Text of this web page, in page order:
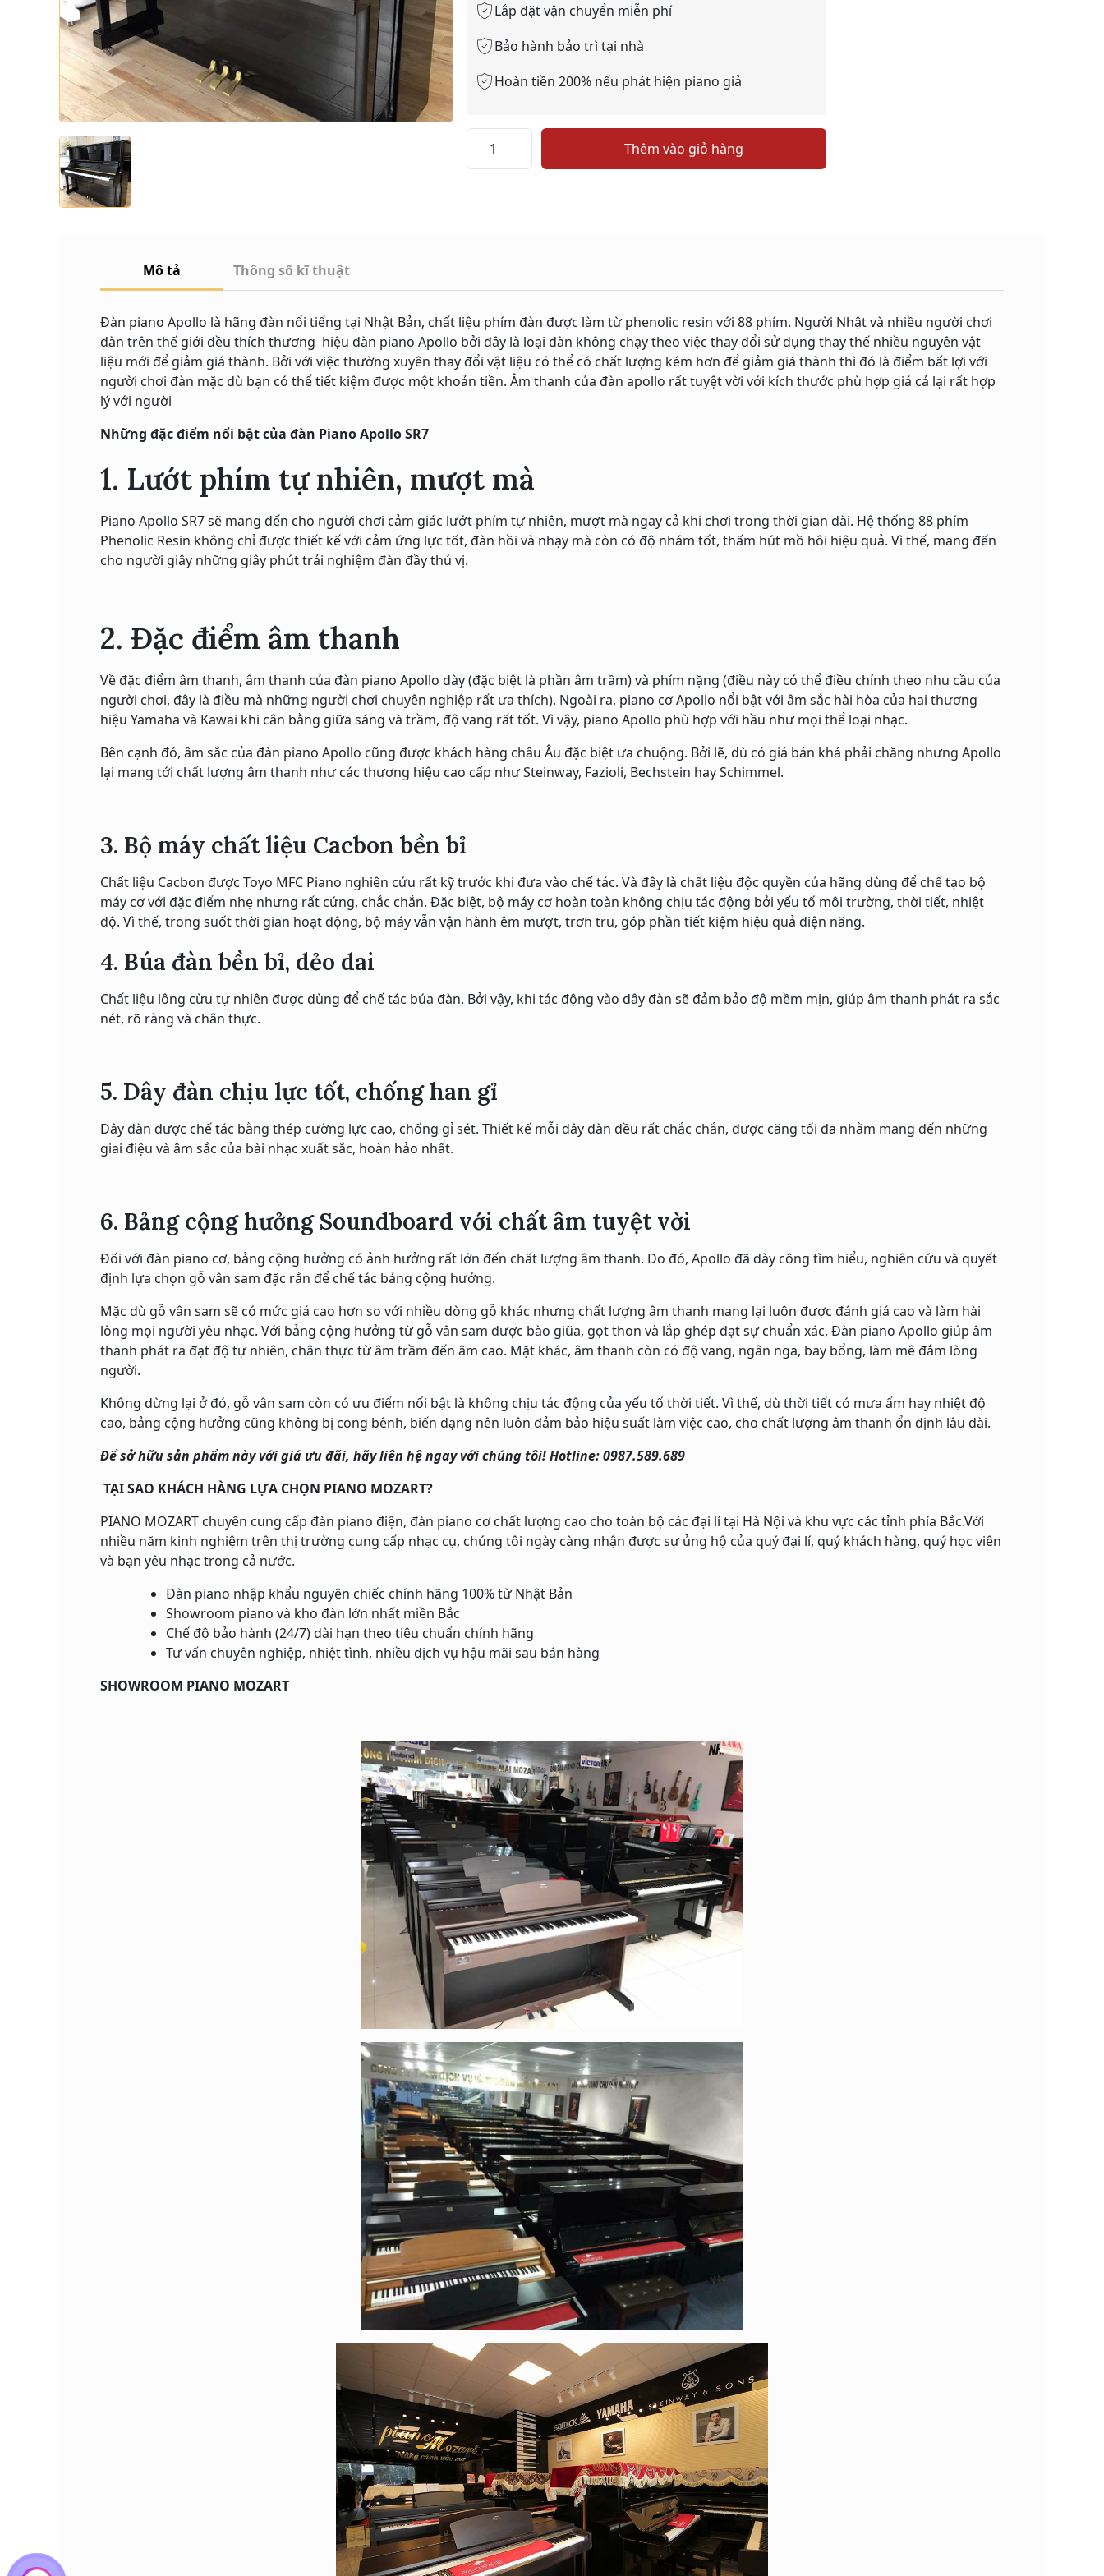
Lắp đặt vận chuyển miễn phí
Bảo hành bảo trì tại nhà
Hoàn tiền 200% nếu phát hiện piano giả
APOLLO
Thêm vào giỏ hàng
Mô tả Thông số kĩ thuật
Đàn piano Apollo là hãng đàn nổi tiếng tại Nhật Bản, chất liệu phím đàn được làm từ phenolic resin với 88 phím. Người Nhật và nhiều người chơi
đàn trên thế giới đều thích thương hiệu đàn piano Apollo bởi đây là loại đàn không chạy theo việc thay đổi sử dụng thay thế nhiều nguyên vật
liệu mới để giảm giá thành. Bởi với việc thường xuyên thay đổi vật liệu có thể có chất lượng kém hơn để giảm giá thành thì đó là điểm bất lợi với
người chơi đàn mặc dù bạn có thể tiết kiệm được một khoản tiền. Âm thanh của đàn apollo rất tuyệt vời với kích thước phù hợp giá cả lại rất hợp
lý với người
Những đặc điểm nổi bật của đàn Piano Apollo SR7
1. Lướt phím tự nhiên, mượt mà
Piano Apollo SR7 sẽ mang đến cho người chơi cảm giác lướt phím tự nhiên, mượt mà ngay cả khi chơi trong thời gian dài. Hệ thống 88 phím
Phenolic Resin không chỉ được thiết kế với cảm ứng lực tốt, đàn hồi và nhạy mà còn có độ nhám tốt, thấm hút mồ hôi hiệu quả. Vì thế, mang đến
cho người giây những giây phút trải nghiệm đàn đầy thú vị.
2. Đặc điểm âm thanh
Về đặc điểm âm thanh, âm thanh của đàn piano Apollo dày (đặc biệt là phần âm trầm) và phím nặng (điều này có thể điều chỉnh theo nhu cầu của
người chơi, đây là điều mà những người chơi chuyên nghiệp rất ưa thích). Ngoài ra, piano cơ Apollo nổi bật với âm sắc hài hòa của hai thương
hiệu Yamaha và Kawai khi cân bằng giữa sáng và trầm, độ vang rất tốt. Vì vậy, piano Apollo phù hợp với hầu như mọi thể loại nhạc.
Bên cạnh đó, âm sắc của đàn piano Apollo cũng được khách hàng châu Âu đặc biệt ưa chuộng. Bởi lẽ, dù có giá bán khá phải chăng nhưng Apollo
lại mang tới chất lượng âm thanh như các thương hiệu cao cấp như Steinway, Fazioli, Bechstein hay Schimmel.
3. Bộ máy chất liệu Cacbon bền bỉ
Chất liệu Cacbon được Toyo MFC Piano nghiên cứu rất kỹ trước khi đưa vào chế tác. Và đây là chất liệu độc quyền của hãng dùng để chế tạo bộ
máy cơ với đặc điểm nhẹ nhưng rất cứng, chắc chắn. Đặc biệt, bộ máy cơ hoàn toàn không chịu tác động bởi yếu tố môi trường, thời tiết, nhiệt
độ. Vì thế, trong suốt thời gian hoạt động, bộ máy vẫn vận hành êm mượt, trơn tru, góp phần tiết kiệm hiệu quả điện năng.
4. Búa đàn bền bỉ, dẻo dai
Chất liệu lông cừu tự nhiên được dùng để chế tác búa đàn. Bởi vậy, khi tác động vào dây đàn sẽ đảm bảo độ mềm mịn, giúp âm thanh phát ra sắc
nét, rõ ràng và chân thực.
5. Dây đàn chịu lực tốt, chống han gỉ
Dây đàn được chế tác bằng thép cường lực cao, chống gỉ sét. Thiết kế mỗi dây đàn đều rất chắc chắn, được căng tối đa nhằm mang đến những
giai điệu và âm sắc của bài nhạc xuất sắc, hoàn hảo nhất.
6. Bảng cộng hưởng Soundboard với chất âm tuyệt vời
Đối với đàn piano cơ, bảng cộng hưởng có ảnh hưởng rất lớn đến chất lượng âm thanh. Do đó, Apollo đã dày công tìm hiểu, nghiên cứu và quyết
định lựa chọn gỗ vân sam đặc rắn để chế tác bảng cộng hưởng.
Mặc dù gỗ vân sam sẽ có mức giá cao hơn so với nhiều dòng gỗ khác nhưng chất lượng âm thanh mang lại luôn được đánh giá cao và làm hài
lòng mọi người yêu nhạc. Với bảng cộng hưởng từ gỗ vân sam được bào giũa, gọt thon và lắp ghép đạt sự chuẩn xác, Đàn piano Apollo giúp âm
thanh phát ra đạt độ tự nhiên, chân thực từ âm trầm đến âm cao. Mặt khác, âm thanh còn có độ vang, ngân nga, bay bổng, làm mê đắm lòng
người.
Không dừng lại ở đó, gỗ vân sam còn có ưu điểm nổi bật là không chịu tác động của yếu tố thời tiết. Vì thế, dù thời tiết có mưa ẩm hay nhiệt độ
cao, bảng cộng hưởng cũng không bị cong bênh, biến dạng nên luôn đảm bảo hiệu suất làm việc cao, cho chất lượng âm thanh ổn định lâu dài.
Để sở hữu sản phẩm này với giá ưu đãi, hãy liên hệ ngay với chúng tôi! Hotline: 0987.589.689
TẠI SAO KHÁCH HÀNG LỰA CHỌN PIANO MOZART?
PIANO MOZART chuyên cung cấp đàn piano điện, đàn piano cơ chất lượng cao cho toàn bộ các đại lí tại Hà Nội và khu vực các tỉnh phía Bắc.Với
nhiều năm kinh nghiệm trên thị trường cung cấp nhạc cụ, chúng tôi ngày càng nhận được sự ủng hộ của quý đại lí, quý khách hàng, quý học viên
và bạn yêu nhạc trong cả nước.
Đàn piano nhập khẩu nguyên chiếc chính hãng 100% từ Nhật Bản
Showroom piano và kho đàn lớn nhất miền Bắc
Chế độ bảo hành (24/7) dài hạn theo tiêu chuẩn chính hãng
Tư vấn chuyên nghiệp, nhiệt tình, nhiều dịch vụ hậu mãi sau bán hàng
SHOWROOM PIANO MOZART